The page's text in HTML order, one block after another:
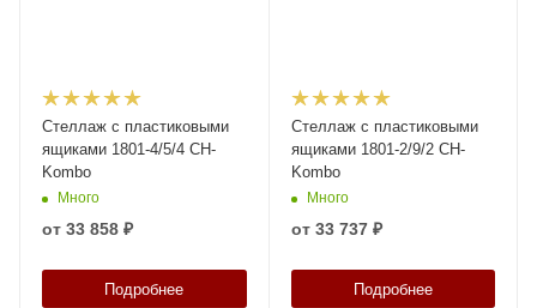
Стеллаж с пластиковыми
ящиками 1801-4/5/4 CH-
Kombo
Много
от 33 858 ₽
Подробнее
Стеллаж с пластиковыми
ящиками 1801-2/9/2 CH-
Kombo
Много
от 33 737 ₽
Подробнее